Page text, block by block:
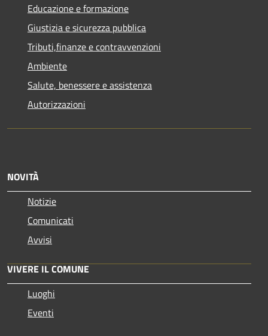
Educazione e formazione
Giustizia e sicurezza pubblica
Tributi,finanze e contravvenzioni
Ambiente
Salute, benessere e assistenza
Autorizzazioni
NOVITÀ
Notizie
Comunicati
Avvisi
VIVERE IL COMUNE
Luoghi
Eventi